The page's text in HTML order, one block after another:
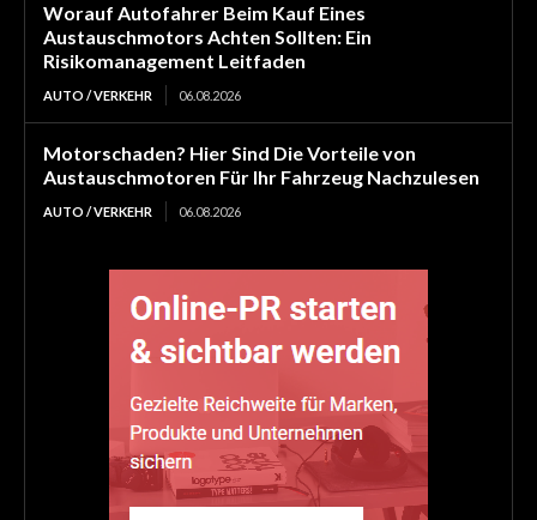
Worauf Autofahrer Beim Kauf Eines
Austauschmotors Achten Sollten: Ein
Risikomanagement Leitfaden
AUTO / VERKEHR 06.08.2026
Motorschaden? Hier Sind Die Vorteile von
Austauschmotoren Für Ihr Fahrzeug Nachzulesen
AUTO / VERKEHR 06.08.2026